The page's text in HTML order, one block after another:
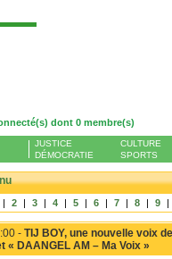
Se
dont 0 membre(s)
JUSTICE
DÉMOCRATIE
CULTURE
SPORTS
| 2 | 3 | 4 | 5 | 6 | 7 | 8 | 9 |
- TIJ BOY, une nouvelle voix
« DAANGEL AM – Ma Voix »